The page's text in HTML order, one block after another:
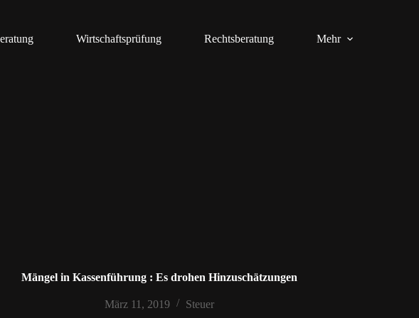
Wirtschaftsprüfung Rechtsberatung Mehr
Mängel in Kassenführung : Es drohen Hinzuschätzungen
März 11, 2019 Steuer